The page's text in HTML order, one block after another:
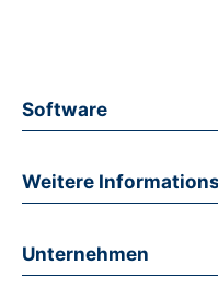
Software
Weitere
Unternehmen